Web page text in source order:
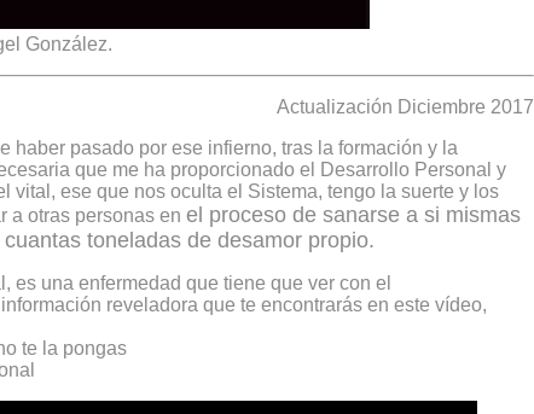
González.
Actualización Diciembre 2017
haber pasado por ese infierno, tras la formación y la
que me ha proporcionado el Desarrollo Personal y
vital, ese que nos oculta el Sistema, tengo la suerte y los
a otras personas en el proceso de sanarse a si mismas
toneladas de desamor propio.
es una enfermedad que tiene que ver con el
reveladora que te encontrarás en este vídeo,
te la pongas